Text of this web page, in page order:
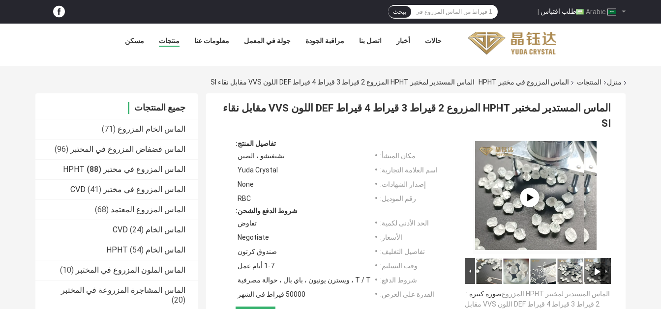
طلب اقتباس | يبحث
مسكن منتجات معلومات عنا جولة في المعمل مراقبة الجودة اتصل بنا أخبار حالات
منزل المنتجات الماس المزروع في مختبر HPHT الماس المستدير لمختبر HPHT المزروع 2 قيراط 3 قيراط 4 قيراط DEF اللون VVS مقابل نقاء SI
جميع المنتجات
الماس الخام المزروع (71)
الماس فضفاض المزروع في المختبر (96)
الماس المزروع في مختبر HPHT (88)
الماس المزروع في مختبر CVD (41)
الماس المزروع المعتمد (68)
الماس الخام CVD (24)
الماس الخام HPHT (54)
الماس الملون المزروع في المختبر (10)
الماس المشاجرة المزروعة في المختبر
(20)
الماس المستدير لمختبر HPHT المزروع 2 قيراط 3 قيراط 4 قيراط DEF اللون VVS مقابل نقاء
SI
صورة كبيرة :الماس المستدير لمختبر HPHT المزروع
2 قيراط 3 قيراط 4 قيراط DEF اللون VVS مقابل
تفاصيل المنتج:
مكان المنشأ:
تشنغتشو ، الصين
اسم العلامة التجارية:
Yuda Crystal
إصدار الشهادات:
None
رقم الموديل:
RBC
شروط الدفع والشحن:
الحد الأدنى لكمية:
تفاوض
الأسعار:
Negotiate
تفاصيل التغليف:
صندوق كرتون
وقت التسليم:
1-7 أيام عمل
شروط الدفع:
T / T ، ويسترن يونيون ، باي بال ، حوالة مصرفية
القدرة على العرض:
50000 قيراط في الشهر